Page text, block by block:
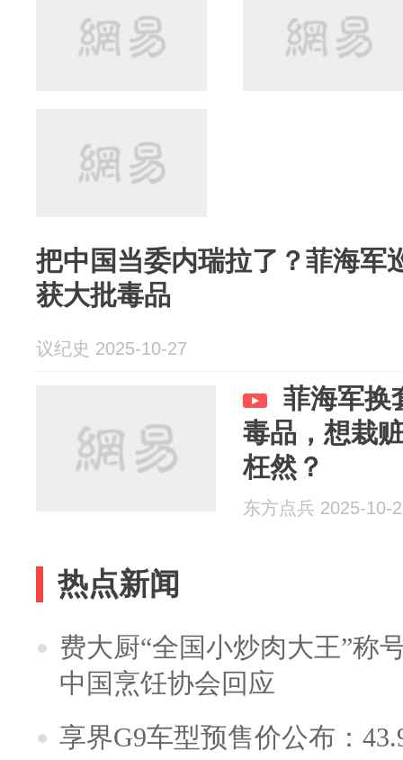
把中国当委内瑞拉了？菲海军
获大批毒品
议纪史 2025-10-27
菲海军换
毒品，想栽
枉然？
东方点兵 2025-10-
热点新闻
费大厨“全国小炒肉大王”称
中国烹饪协会回应
享界G9车型预售价公布：